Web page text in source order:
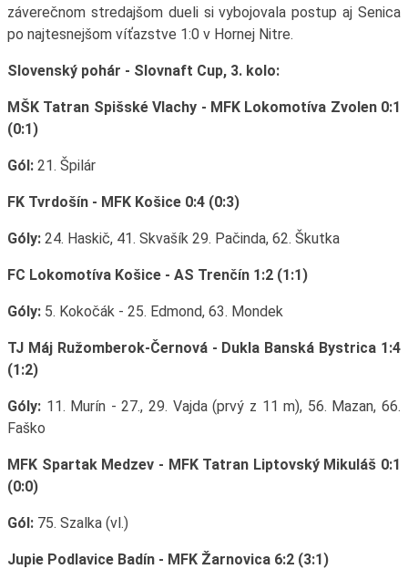
záverečnom stredajšom dueli si vybojovala postup aj Senica
po najtesnejšom víťazstve 1:0 v Hornej Nitre.
Slovenský pohár - Slovnaft Cup, 3. kolo:
MŠK Tatran Spišské Vlachy - MFK Lokomotíva Zvolen 0:1
(0:1)
Gól:21. Špilár
FK Tvrdošín - MFK Košice 0:4 (0:3)
Góly:24. Haskič, 41. Skvašík 29. Pačinda, 62. Škutka
FC Lokomotíva Košice - AS Trenčín 1:2 (1:1)
Góly:5. Kokočák - 25. Edmond, 63. Mondek
TJ Máj Ružomberok-Černová - Dukla Banská Bystrica 1:4
(1:2)
Góly:11. Murín - 27., 29. Vajda (prvý z 11 m), 56. Mazan, 66.
Faško
MFK Spartak Medzev - MFK Tatran Liptovský Mikuláš 0:1
(0:0)
Gól:75. Szalka (vl.)
Jupie Podlavice Badín - MFK Žarnovica 6:2 (3:1)